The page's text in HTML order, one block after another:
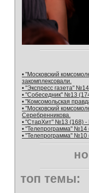
• "Московский
закомплексовали.
• "Экспресс газета"
• "Собеседник" №13
• "Комсомольская
• "Московский
Серебренникова.
• "СтарХит" №13 (168) -
• "Телепрограмма" №14
• "Телепрограмма" №10
топ темы: